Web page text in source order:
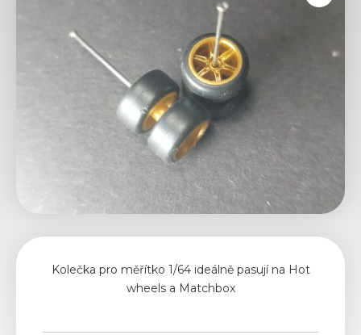
Kolečka pro měřítko 1/64 ideálně pasují na Hot
wheels a Matchbox